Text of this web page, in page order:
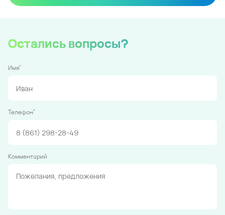
Остались вопросы?
Имя*
Телефон*
Комментарий